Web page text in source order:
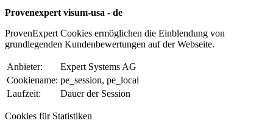
Provenexpert visum-usa - de
ProvenExpert Cookies ermöglichen die Einblendung von
grundlegenden Kundenbewertungen auf der Webseite.
Anbieter:
Expert Systems AG
Cookiename: pe_session, pe_local
Laufzeit:
Dauer der Session
Cookies für Statistiken